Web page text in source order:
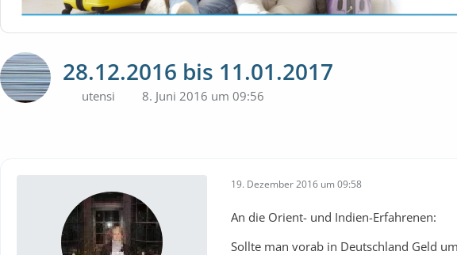
28.12.2016 bis 11.01.2017
utensi 8. Juni 2016 um 09:56
19. Dezember 2016 um 09:58
An die Orient- und Indien-Erfahrenen:
Sollte man vorab in Deutschland Geld